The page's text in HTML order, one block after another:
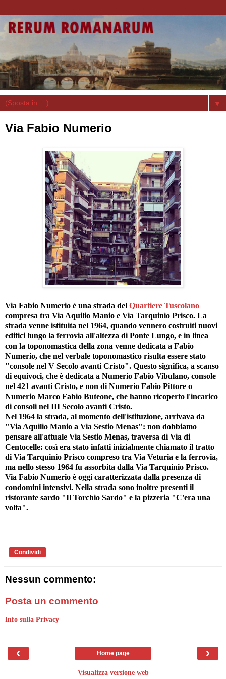
▼
Via Fabio Numerio
Via Fabio Numerio è una strada del Quartiere Tuscolano
compresa tra Via Aquilio Manio e Via Tarquinio Prisco. La
strada venne istituita nel 1964, quando vennero costruiti nuovi
edifici lungo la ferrovia all'altezza di Ponte Lungo, e in linea
con la toponomastica della zona venne dedicata a Fabio
Numerio, che nel verbale toponomastico risulta essere stato
"console nel V Secolo avanti Cristo". Questo significa, a scanso
di equivoci, che è dedicata a Numerio Fabio Vibulano, console
nel 421 avanti Cristo, e non di Numerio Fabio Pittore o
Numerio Marco Fabio Buteone, che hanno ricoperto l'incarico
di consoli nel III Secolo avanti Cristo.
Nel 1964 la strada, al momento dell'istituzione, arrivava da
"Via Aquilio Manio a Via Sestio Menas": non dobbiamo
pensare all'attuale Via Sestio Menas, traversa di Via di
Centocelle: così era stato infatti inizialmente chiamato il tratto
di Via Tarquinio Prisco compreso tra Via Veturia e la ferrovia,
ma nello stesso 1964 fu assorbita dalla Via Tarquinio Prisco.
Via Fabio Numerio è oggi caratterizzata dalla presenza di
condomini intensivi. Nella strada sono inoltre presenti il
ristorante sardo "Il Torchio Sardo" e la pizzeria "C'era una
volta".
Condividi
Nessun commento:
Posta un commento
Info sulla Privacy
‹ ›
Home page
Visualizza versione web